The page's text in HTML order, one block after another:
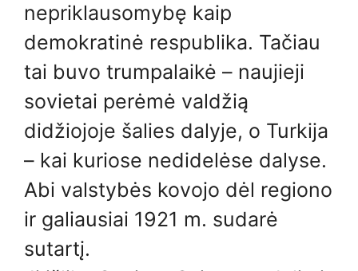
nepriklausomybę kaip
demokratinė respublika. Tačiau
tai buvo trumpalaikė – naujieji
sovietai perėmė valdžią
didžiojoje šalies dalyje, o Turkija
– kai kuriose nedidelėse dalyse.
Abi valstybės kovojo dėl regiono
ir galiausiai 1921 m. sudarė
sutartį.